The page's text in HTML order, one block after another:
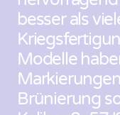
besser als
Modelle
Brünierung